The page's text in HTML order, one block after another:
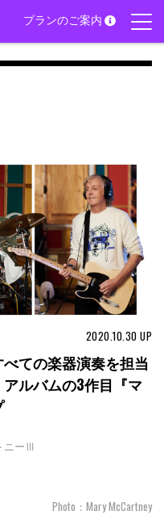
プランのご案内
2020.10.30 UP
ての楽器演奏を担当
ルバムの3作目『マ
ニーⅢ
Photo：Mary McCartney